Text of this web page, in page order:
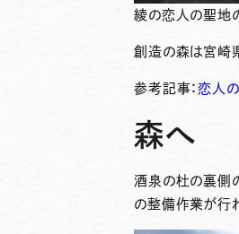
綾の恋人の聖地
創造の森は宮崎
参考記事：恋人
森へ
酒泉の杜の裏側
の整備作業が行